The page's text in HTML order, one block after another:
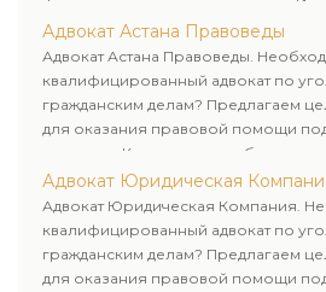
каждому клиенту.
Адвокат Астана Правоведы
Адвокат Астана Правоведы.
квалифицированный адвокат по
гражданским делам? Предлагаем
для оказания правовой помощи
клиентам. Комплексное
юридических лиц. Индивидуальный
клиенту.
Адвокат Юридическая
Адвокат Юридическая Компания.
квалифицированный адвокат по
гражданским делам? Предлагаем
для оказания правовой помощи